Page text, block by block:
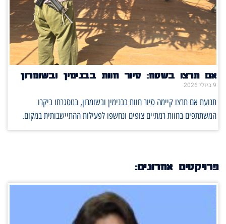
אם תרצו בשטח: סיור חוות בבנימין ובשומרון
9 ביולי 2026
תנועת אם תרצו קיימה סיור חוות בבנימין ובשומרון, במסגרתו ביקרו
המשתתפים בחוות רמתיים צופים ונחשפו לפעילות ההתיישבותית במקום.
פרויקטים אחרונים: